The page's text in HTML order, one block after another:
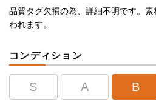
品質タグ欠損の為、詳細不明です。
われます。
コンディション
S A B